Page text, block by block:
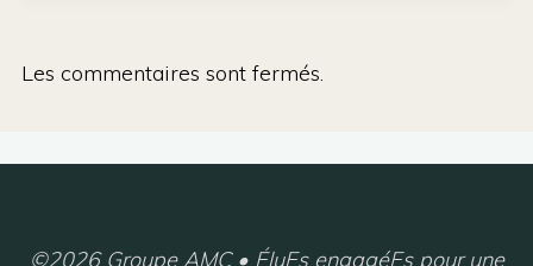
Les commentaires sont fermés.
©2026 Groupe AMC • ÉluEs engagéEs pour une